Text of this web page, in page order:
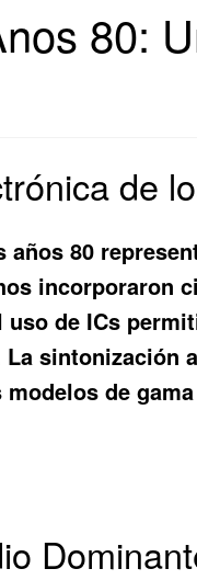
80:
de
años 80
incorporaron
de ICs
sintonización
modelos de